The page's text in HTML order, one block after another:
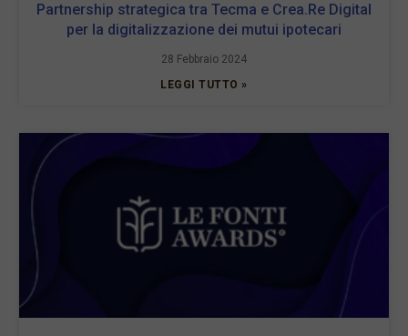
Partnership strategica tra Tecma e Crea.Re Digital
per la digitalizzazione dei mutui ipotecari
28 Febbraio 2024
LEGGI TUTTO »